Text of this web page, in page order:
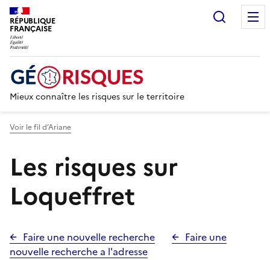
RÉPUBLIQUE
FRANÇAISE
Mieux connaître les risques sur le territoire
Voir le fil d’Ariane
Les risques sur
Loqueffret
Faire une nouvelle recherche
Faire une
nouvelle recherche a l'adresse